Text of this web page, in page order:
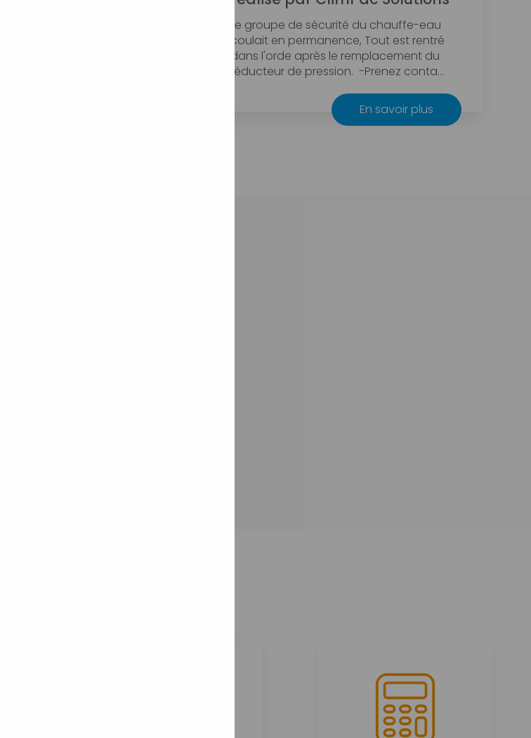
Le groupe de sécurité du chauffe-eau
coulait en permanence, Tout est rentré
dans l'orde après le remplacement du
réducteur de pression. -Prenez conta...
En savoir plus